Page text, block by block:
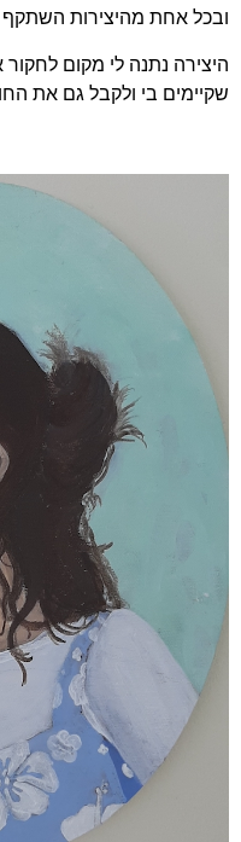
ובכל אחת מהיצירות
היצירה נתנה לי מקום
שקיימים בי ולקבל גם את